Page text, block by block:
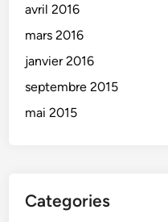
avril 2016
mars 2016
janvier 2016
septembre 2015
mai 2015
Categories